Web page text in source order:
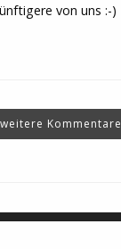
von uns :-)
Kommentare